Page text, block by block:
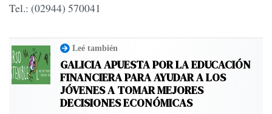
Tel.: (02944) 570041
Leé también
GALICIA APUESTA POR LA EDUCACIÓN
FINANCIERA PARA AYUDAR A LOS
JÓVENES A TOMAR MEJORES
DECISIONES ECONÓMICAS